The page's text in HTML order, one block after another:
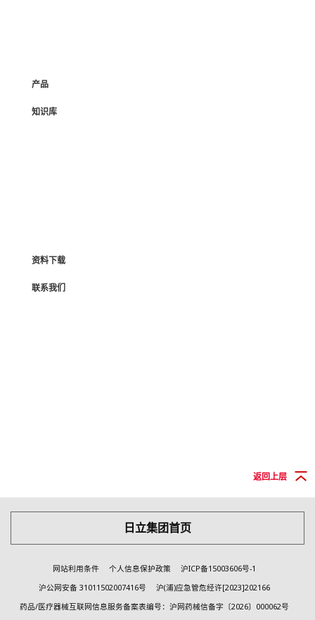
产品
知识库
资料下载
联系我们
返回上层
日立集团首页
网站利用条件 个人信息保护政策
沪ICP备15003606号-1
沪公网安备 31011502007416号
沪(浦)应急管危经许[2023]202166
药品/医疗器械互联网信息服务备案表编号：沪网药械信备字〔2026〕000062号